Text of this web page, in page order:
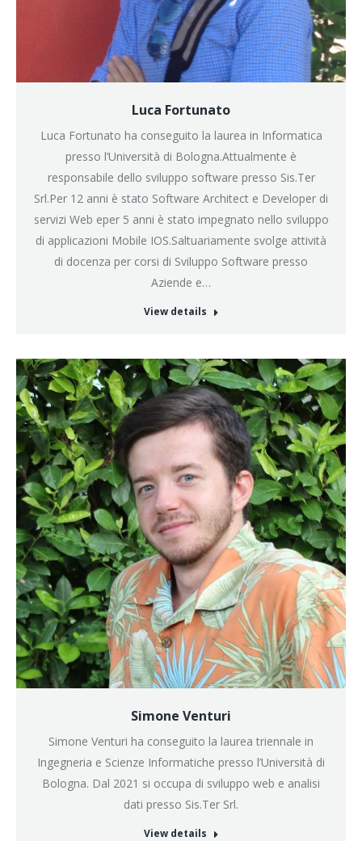
Luca Fortunato
Luca Fortunato ha conseguito la laurea in Informatica
presso l’Università di Bologna.Attualmente è
responsabile dello sviluppo software presso Sis.Ter
Srl.Per 12 anni è stato Software Architect e Developer di
servizi Web eper 5 anni è stato impegnato nello sviluppo
di applicazioni Mobile IOS.Saltuariamente svolge attività
di docenza per corsi di Sviluppo Software presso
Aziende e…
View details
Simone Venturi
Simone Venturi ha conseguito la laurea triennale in
Ingegneria e Scienze Informatiche presso l’Università di
Bologna. Dal 2021 si occupa di sviluppo web e analisi
dati presso Sis.Ter Srl.
View details